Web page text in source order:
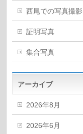
西尾での写真撮影
証明写真
集合写真
アーカイブ
2026年8月
2026年6月